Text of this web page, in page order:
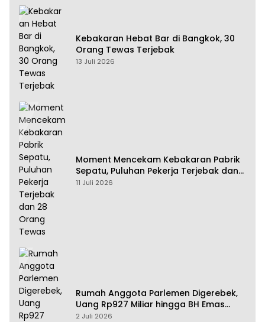
Kebakaran Hebat Bar di Bangkok, 30
Orang Tewas Terjebak
13 Juli 2026
Moment Mencekam Kebakaran Pabrik
Sepatu, Puluhan Pekerja Terjebak dan
28 Orang Tewas
11 Juli 2026
Rumah Anggota Parlemen Digerebek,
Uang Rp927 Miliar hingga BH Emas
Disita
2 Juli 2026